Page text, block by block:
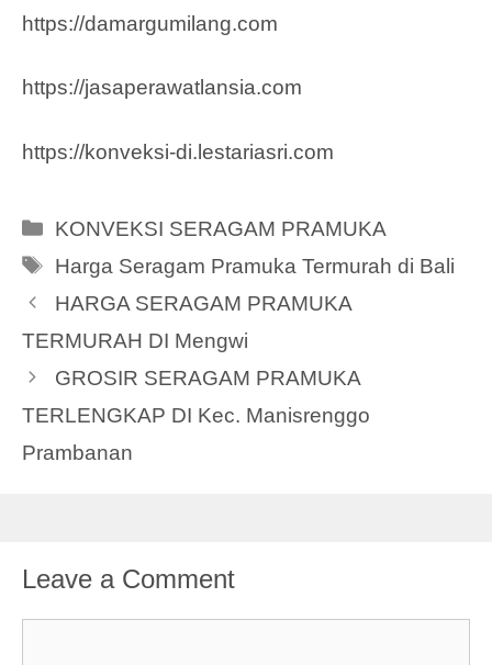
https://damargumilang.com
https://jasaperawatlansia.com
https://konveksi-di.lestariasri.com
Categories
KONVEKSI SERAGAM PRAMUKA
Tags
Harga Seragam Pramuka Termurah di Bali
HARGA SERAGAM PRAMUKA
TERMURAH DI Mengwi
GROSIR SERAGAM PRAMUKA
TERLENGKAP DI Kec. Manisrenggo
Prambanan
Leave a Comment